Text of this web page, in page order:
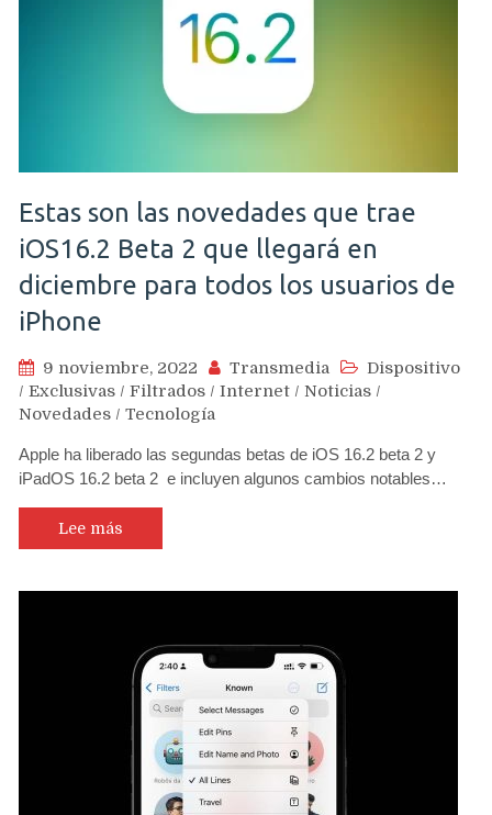
Estas son las novedades que trae
iOS16.2 Beta 2 que llegará en
diciembre para todos los usuarios de
iPhone
9 noviembre, 2022 Transmedia
Dispositivo
/ Exclusivas / Filtrados / Internet / Noticias /
Novedades / Tecnología
Apple ha liberado las segundas betas de iOS 16.2 beta 2 y
iPadOS 16.2 beta 2 e incluyen algunos cambios notables…
Lee más